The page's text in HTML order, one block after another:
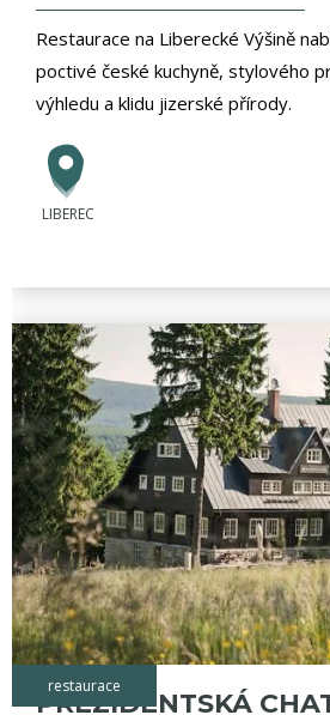
Restaurace na Liberecké Výšině
poctivé české kuchyně, stylového
výhledu a klidu jizerské přírody.
LIBEREC
restaurace
PREZIDENTSKÁ